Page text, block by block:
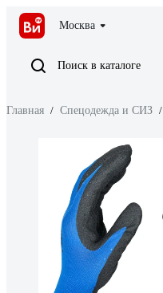
Москва
Поиск в каталоге
Главная / Спецодежда и СИЗ /